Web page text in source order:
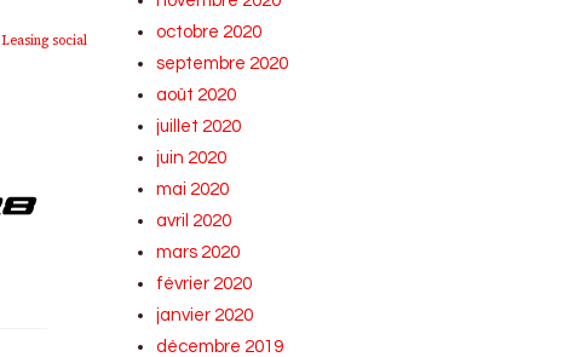
Leasing social
octobre 2020
septembre 2020
août 2020
juillet 2020
juin 2020
mai 2020
avril 2020
mars 2020
février 2020
janvier 2020
décembre 2019